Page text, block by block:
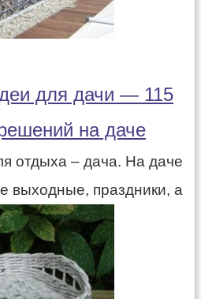
для дачи — 115
на даче
отдыха – дача. На даче
выходные, праздники, а